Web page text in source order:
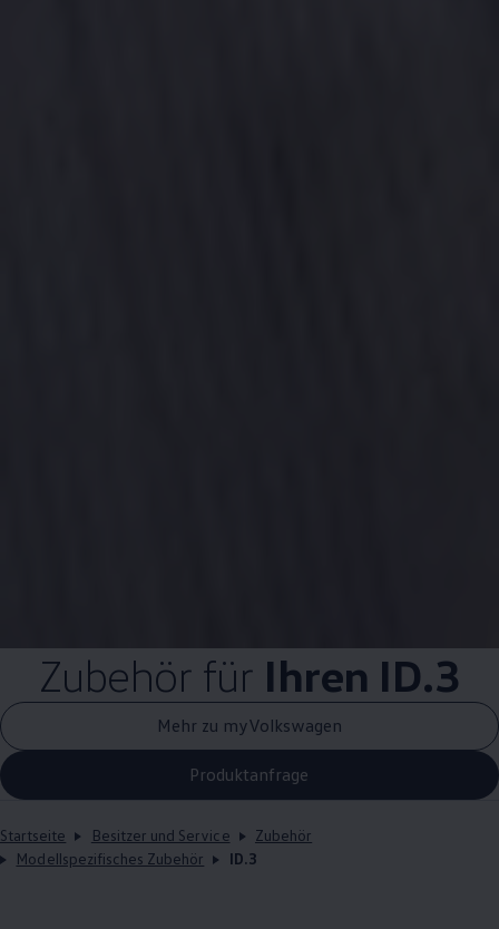
Zubehörfür Ihren ID.3
Mehr zu myVolkswagen
Produktanfrage
Startseite Besitzer und Service
Zubehör
Modellspezifisches Zubehör
ID.3